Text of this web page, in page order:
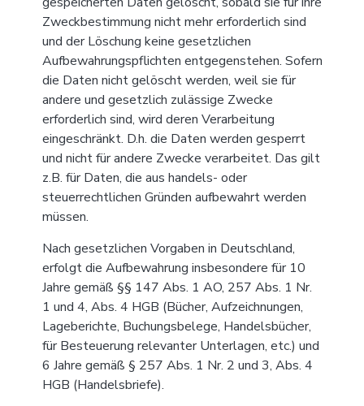
Zweckbestimmung nicht mehr erforderlich sind
und der Löschung keine gesetzlichen
Aufbewahrungspflichten entgegenstehen. Sofern
die Daten nicht gelöscht werden, weil sie für
andere und gesetzlich zulässige Zwecke
erforderlich sind, wird deren Verarbeitung
eingeschränkt. D.h. die Daten werden gesperrt
und nicht für andere Zwecke verarbeitet. Das gilt
z.B. für Daten, die aus handels- oder
steuerrechtlichen Gründen aufbewahrt werden
müssen.
Nach gesetzlichen Vorgaben in Deutschland,
erfolgt die Aufbewahrung insbesondere für 10
Jahre gemäß §§ 147 Abs. 1 AO, 257 Abs. 1 Nr.
1 und 4, Abs. 4 HGB (Bücher, Aufzeichnungen,
Lageberichte, Buchungsbelege, Handelsbücher,
für Besteuerung relevanter Unterlagen, etc.) und
6 Jahre gemäß § 257 Abs. 1 Nr. 2 und 3, Abs. 4
HGB (Handelsbriefe).